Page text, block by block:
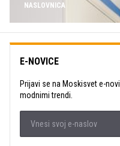
NASLOVNICA
E-NOVICE
Prijavi se na Moskisvet e-
modnimi trendi.